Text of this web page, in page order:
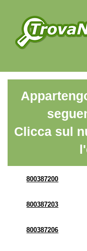
Clicca sul
800387200
800387203
800387206